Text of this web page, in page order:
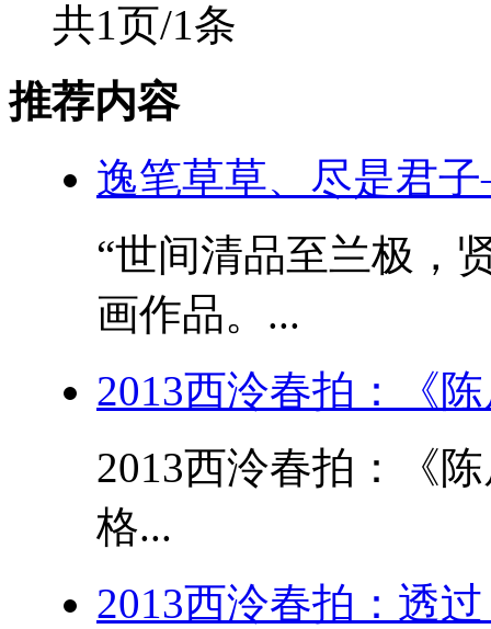
共1页/1条
推荐内容
逸笔草草、尽是君
“世间清品至兰极，
画作品。...
2013西泠春拍：《
2013西泠春拍：《
格...
2013西泠春拍：透